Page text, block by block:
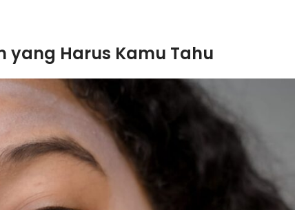
yang Harus Kamu Tahu